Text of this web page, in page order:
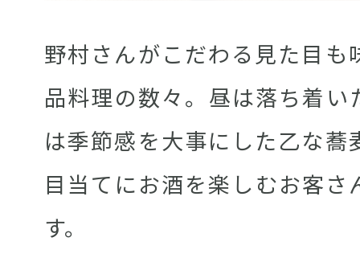
野村さんがこだわる見た目も
品料理の数々。昼は落ち着い
は季節感を大事にした乙な蕎
目当てにお酒を楽しむお客さ
す。